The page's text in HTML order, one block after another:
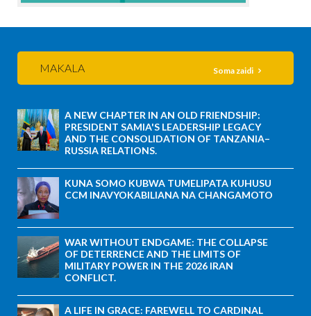
MAKALA Soma zaidi
A NEW CHAPTER IN AN OLD FRIENDSHIP:
PRESIDENT SAMIA'S LEADERSHIP LEGACY
AND THE CONSOLIDATION OF TANZANIA–
RUSSIA RELATIONS.
KUNA SOMO KUBWA TUMELIPATA KUHUSU
CCM INAVYOKABILIANA NA CHANGAMOTO
WAR WITHOUT ENDGAME: THE COLLAPSE
OF DETERRENCE AND THE LIMITS OF
MILITARY POWER IN THE 2026 IRAN
CONFLICT.
A LIFE IN GRACE: FAREWELL TO CARDINAL